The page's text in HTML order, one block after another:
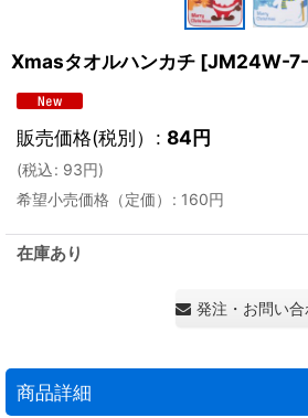
Xmasタオルハンカチ [JM24W-
販売価格(税別） : 84円
(税込: 93円)
希望小売価格（定価）
: 160円
在庫あり
発注・お問い合
商品詳細